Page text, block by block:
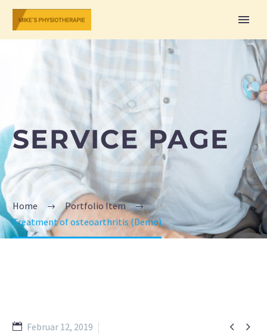
SERVICE PAGE
Home
Portfolio Item
Treatment of osteoarthritis (Demo)
 
Februar 12, 2019